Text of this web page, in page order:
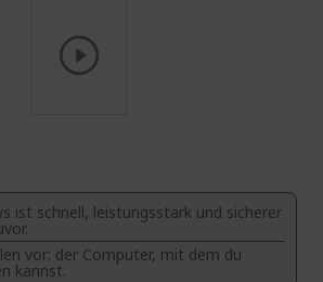
ist schnell, leistungsstark und sicherer
vor: der Computer, mit dem du
kannst.